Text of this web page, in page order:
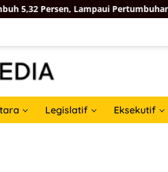
Lampaui Pertumbuhan Ekonomi
Legislatif Eksekutif